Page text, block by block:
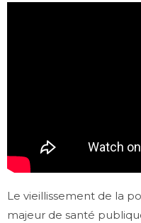
Le vieillissement de la
majeur de santé